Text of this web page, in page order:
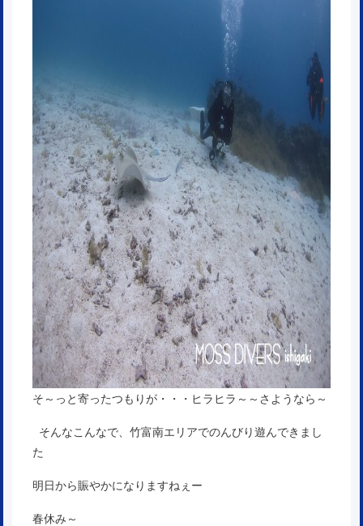
そ～っと寄ったつもりが・・・ヒラヒラ～～さようなら～
そんなこんなで、竹富南エリアでのんびり遊んできまし
た
明日から賑やかになりますねぇー
春休み～